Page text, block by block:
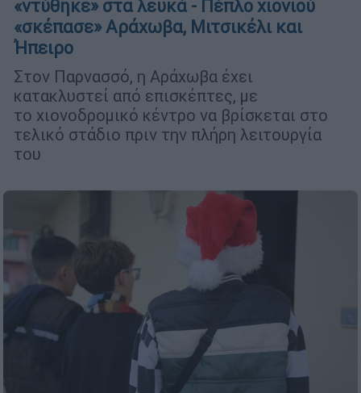
«ντύθηκε» στα λευκά - Πέπλο χιονιού
«σκέπασε» Αράχωβα, Μιτσικέλι και
Ήπειρο
Στον Παρνασσό, η Αράχωβα έχει
κατακλυστεί από επισκέπτες, με
το χιονοδρομικό κέντρο να βρίσκεται στο
τελικό στάδιο πριν την πλήρη λειτουργία
του